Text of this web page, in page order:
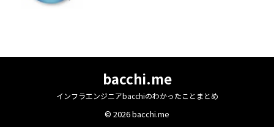
bacchi.me
インフラエンジニアbacchiのわかったことまとめ
© 2026 bacchi.me